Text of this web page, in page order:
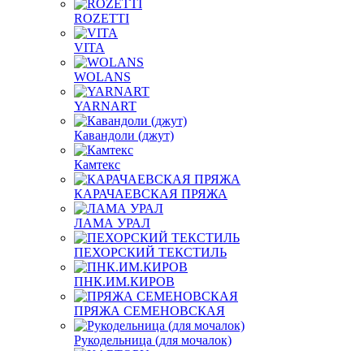
ROZETTI
VITA
WOLANS
YARNART
Кавандоли (джут)
Камтекс
КАРАЧАЕВСКАЯ ПРЯЖА
ЛАМА УРАЛ
ПЕХОРСКИЙ ТЕКСТИЛЬ
ПНК.ИМ.КИРОВ
ПРЯЖА СЕМЕНОВСКАЯ
Рукодельница (для мочалок)